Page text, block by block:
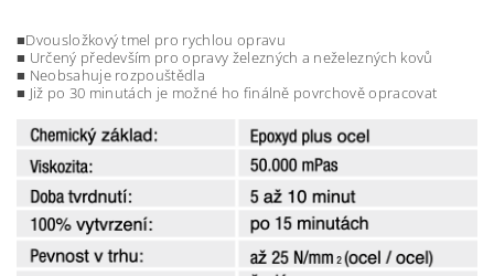
■Dvousložkový tmel pro rychlou opravu
■ Určený především pro opravy železných a neželezných kovů
■ Neobsahuje rozpouštědla
■ Již po 30 minutách je možné ho finálně povrchově opracovat